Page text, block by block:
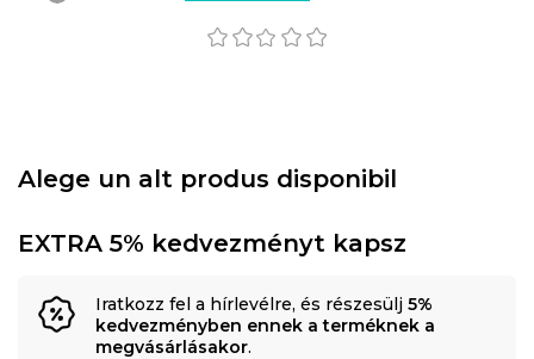
Alege un alt produs disponibil
EXTRA 5% kedvezményt kapsz
Iratkozz fel a hírlevélre, és részesülj 5%
kedvezményben ennek a terméknek a
megvásárlásakor.